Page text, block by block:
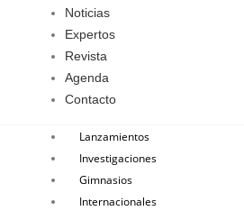
Noticias
Expertos
Revista
Agenda
Contacto
Lanzamientos
Investigaciones
Gimnasios
Internacionales